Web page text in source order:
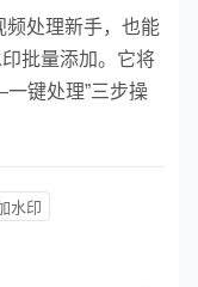
频处理新手，也能
批量添加。它将
键处理”三步操
水印